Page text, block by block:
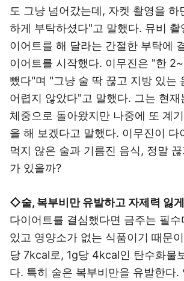
도 그냥 넘어갔는데, 자켓 촬영을 하
하게 부탁하셨다"고 말했다. 뮤비 촬
이어트를 해 달라는 간절한 부탁에
이어트를 시작했다. 이무진은 "한
뺐다"며 "그냥 술 딱 끊고 지방 있는
어렵지 않았다"고 말했다. 그는 현재
체중으로 돌아왔지만 나중에 또 계
을 해 보겠다고 말했다. 이무진이 다
먹지 않은 술과 기름진 음식, 정말
가 있을까?
◇술, 복부비만 유발하고 자제력 잃게
다이어트를 결심했다면 금주는 필
있고 영양소가 없는 식품이기 때문
당 7kcal로, 1g당 4kcal인 탄수화물
다. 특히 술은 복부비만을 유발한다.